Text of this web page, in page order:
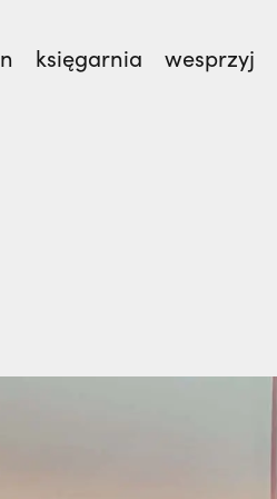
księgarnia wesprzyj